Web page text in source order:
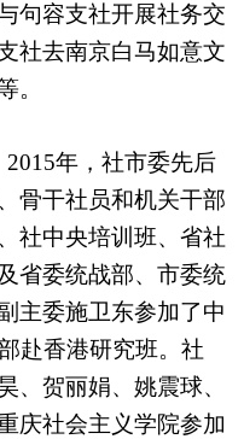
句容支社开展社务交
社去南京白马如意文
。
2015年，社市委先后
骨干社员和机关干部
社中央培训班、省社
省委统战部、市委统
主委施卫东参加了中
赴香港研究班。社
、贺丽娟、姚震球、
庆社会主义学院参加